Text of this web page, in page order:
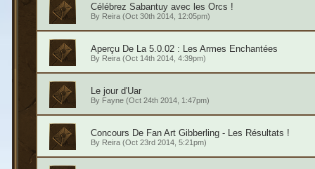
Célébrez Sabantuy avec les Orcs !
By Reira(Oct 30th 2014, 12:05pm)
Aperçu De La 5.0.02 : Les Armes Enchantées
By Reira(Oct 14th 2014, 4:39pm)
Le jour d'Uar
By Fayne(Oct 24th 2014, 1:47pm)
Concours De Fan Art Gibberling - Les Résultats !
By Reira(Oct 23rd 2014, 5:21pm)